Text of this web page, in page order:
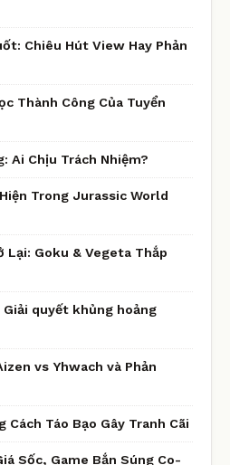
Chiêu Hút View Hay Phản
Thành Công Của Tuyển
Ai Chịu Trách Nhiệm?
Trong Jurassic World
Lại: Goku & Vegeta Thắp
quyết khủng hoảng
vs Yhwach và Phản
Cách Táo Bạo Gây Tranh Cãi
Sốc, Game Bắn Súng Co-